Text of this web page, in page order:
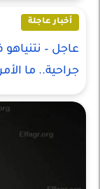
أخبار عاجلة
عاجل –
جراحية.. ما